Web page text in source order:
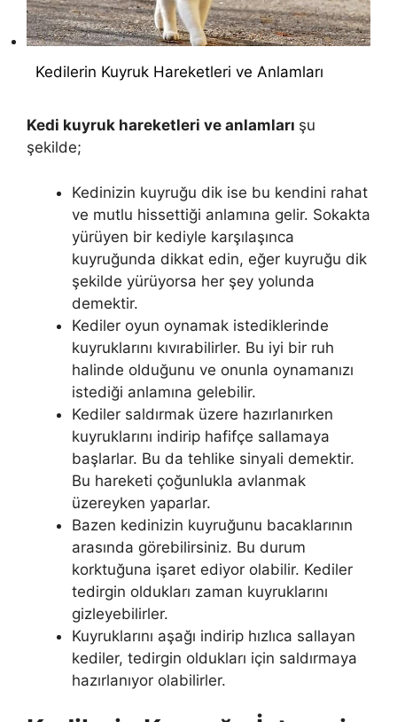
Kedilerin Kuyruk Hareketleri ve Anlamları
Kedi kuyruk hareketleri ve anlamları şu
şekilde;
Kedinizin kuyruğu dik ise bu kendini rahat
ve mutlu hissettiği anlamına gelir. Sokakta
yürüyen bir kediyle karşılaşınca
kuyruğunda dikkat edin, eğer kuyruğu dik
şekilde yürüyorsa her şey yolunda
demektir.
Kediler oyun oynamak istediklerinde
kuyruklarını kıvırabilirler. Bu iyi bir ruh
halinde olduğunu ve onunla oynamanızı
istediği anlamına gelebilir.
Kediler saldırmak üzere hazırlanırken
kuyruklarını indirip hafifçe sallamaya
başlarlar. Bu da tehlike sinyali demektir.
Bu hareketi çoğunlukla avlanmak
üzereyken yaparlar.
Bazen kedinizin kuyruğunu bacaklarının
arasında görebilirsiniz. Bu durum
korktuğuna işaret ediyor olabilir. Kediler
tedirgin oldukları zaman kuyruklarını
gizleyebilirler.
Kuyruklarını aşağı indirip hızlıca sallayan
kediler, tedirgin oldukları için saldırmaya
hazırlanıyor olabilirler.